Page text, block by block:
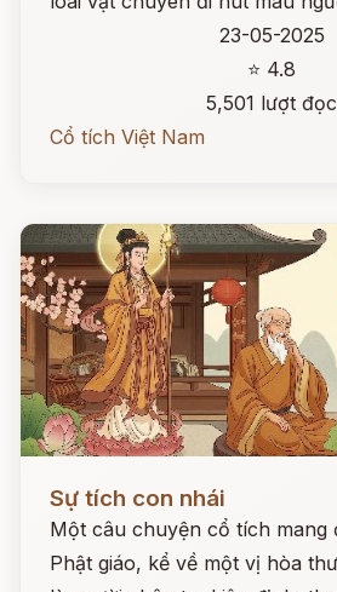
23-05-2025
⭐ 4.8
5,501 lượt đọc
Cổ tích Việt Nam
Sự tích con nhái
Một câu chuyện cổ tích mang
Phật giáo, kể về một vị hòa